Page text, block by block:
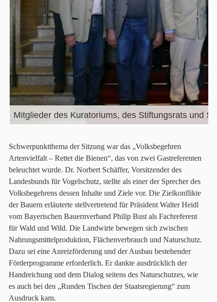
Schwerpunktthema der Sitzung war das „Volksbegehren
Artenvielfalt – Rettet die Bienen“, das von zwei Gastreferenten
beleuchtet wurde. Dr. Norbert Schäffer, Vorsitzender des
Landesbunds für Vogelschutz, stellte als einer der Sprecher des
Volksbegehrens dessen Inhalte und Ziele vor. Die Zielkonflikte
der Bauern erläuterte stellvertretend für Präsident Walter Heidl
vom Bayerischen Bauernverband Philip Bust als Fachreferent
für Wald und Wild. Die Landwirte bewegen sich zwischen
Nahrungsmittelproduktion, Flächenverbrauch und Naturschutz.
Dazu sei eine Anreizförderung und der Ausbau bestehender
Förderprogramme erforderlich. Er dankte ausdrücklich der
Handreichung und dem Dialog seitens des Naturschutzes, wie
es auch bei den „Runden Tischen der Staatsregierung“ zum
Ausdruck kam.